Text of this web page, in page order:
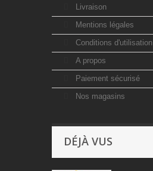
Livraison
Mentions légales
Conditions d'utilisation
A propos
Paiement sécurisé
Nos magasins
DÉJÀ VUS